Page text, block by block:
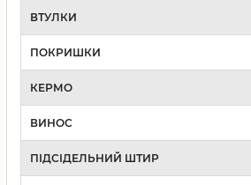
ВТУЛКИ
ПОКРИШКИ
КЕРМО
ВИНОС
ПІДСІДЕЛЬНИЙ ШТИР